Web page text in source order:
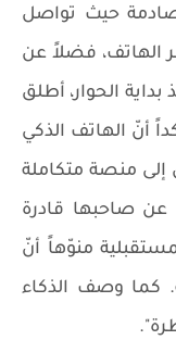
حيث تواصل
الهاتف، فضلاً عن
الحوار، أطلق
أنّ الهاتف الذكي
منصة متكاملة
عن صاحبها قادرة
منوّهاً أنّ
كما وصف الذكاء